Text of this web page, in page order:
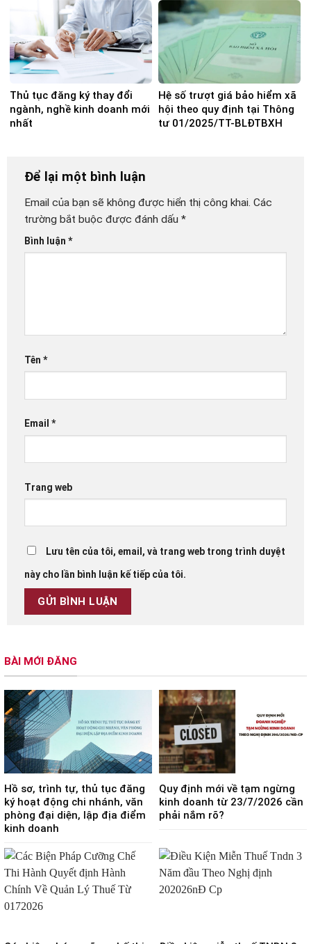
Thủ tục đăng ký thay đổi
ngành, nghề kinh doanh mới
nhất
Hệ số trượt giá bảo hiểm xã
hội theo quy định tại Thông
tư 01/2025/TT-BLĐTBXH
Để lại một bình luận
Email của bạn sẽ không được hiển thị công khai. Các
trường bắt buộc được đánh dấu *
Bình luận *
Tên *
Email *
Trang web
Lưu tên của tôi, email, và trang web trong trình duyệt
này cho lần bình luận kế tiếp của tôi.
BÀI MỚI ĐĂNG
Hồ sơ, trình tự, thủ tục đăng
ký hoạt động chi nhánh, văn
phòng đại diện, lập địa điểm
kinh doanh
Quy định mới về tạm ngừng
kinh doanh từ 23/7/2026 cần
phải nắm rõ?